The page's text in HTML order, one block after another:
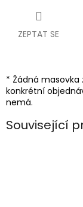
ZEPTAT SE
* Žádná masovka
konkrétní
nemá.
Související